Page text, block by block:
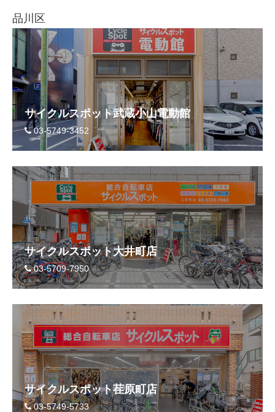
品川区
サイクルスポット武蔵小山電動館
03-5749-3452
サイクルスポット大井町店
03-5709-7950
サイクルスポット荏原町店
03-5749-5733